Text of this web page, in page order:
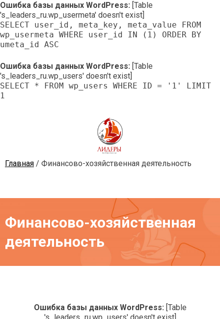
Ошибка базы данных WordPress: [Table
's_leaders_ru.wp_usermeta' doesn't exist]
SELECT user_id, meta_key, meta_value FROM
wp_usermeta WHERE user_id IN (1) ORDER BY
umeta_id ASC
Ошибка базы данных WordPress: [Table
's_leaders_ru.wp_users' doesn't exist]
SELECT * FROM wp_users WHERE ID = '1' LIMIT
1
Лидеры
Частная школа
Главная / Финансово-хозяйственная деятельность
Финансово-хозяйственная
деятельность
Ошибка базы данных WordPress: [Table